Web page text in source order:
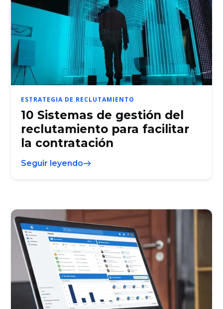
ESTRATEGIA DE RECLUTAMIENTO
10 Sistemas de gestión del
reclutamiento para facilitar
la contratación
Seguir leyendo